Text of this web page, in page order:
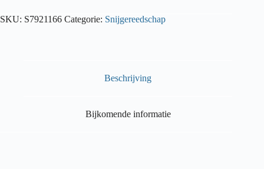
SKU: S7921166 Categorie: Snijgereedschap
Beschrijving
Bijkomende informatie